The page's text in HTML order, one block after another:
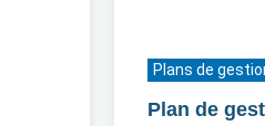
Plans de
Plan de